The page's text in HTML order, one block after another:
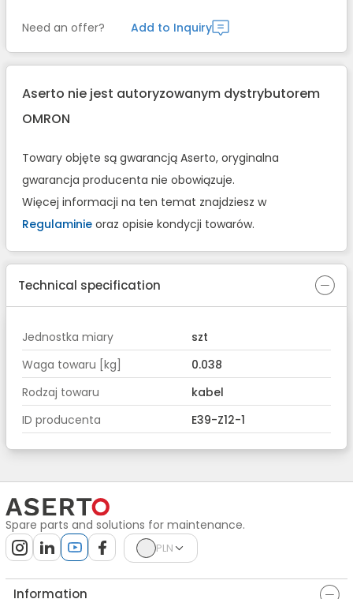
Need an offer? Add to Inquiry
Aserto nie jest autoryzowanym dystrybutorem
OMRON
Towary objęte są gwarancją Aserto, oryginalna
gwarancja producenta nie obowiązuje.
Więcej informacji na ten temat znajdziesz w
Regulaminie oraz opisie kondycji towarów.
Technical specification
Jednostka miary
szt
Waga towaru [kg]
0.038
Rodzaj towaru
kabel
ID producenta
E39-Z12-1
Spare parts and solutions for maintenance.
PLN
Information